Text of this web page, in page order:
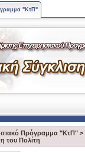
"ΚτΠ"
Πρόγραμμα "ΚτΠ" >
του Πολίτη